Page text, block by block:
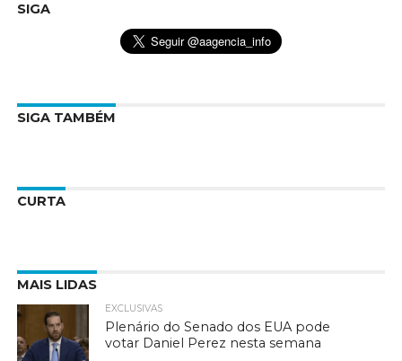
SIGA
SIGA TAMBÉM
CURTA
MAIS LIDAS
EXCLUSIVAS
Plenário do Senado dos EUA pode
votar Daniel Perez nesta semana